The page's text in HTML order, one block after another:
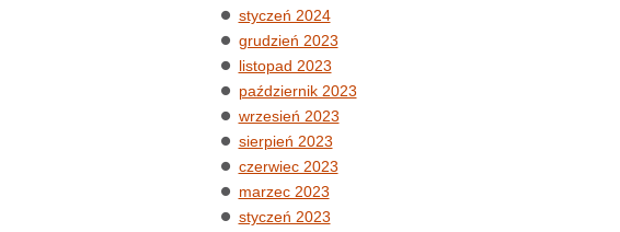
styczeń 2024
grudzień 2023
listopad 2023
październik 2023
wrzesień 2023
sierpień 2023
czerwiec 2023
marzec 2023
styczeń 2023